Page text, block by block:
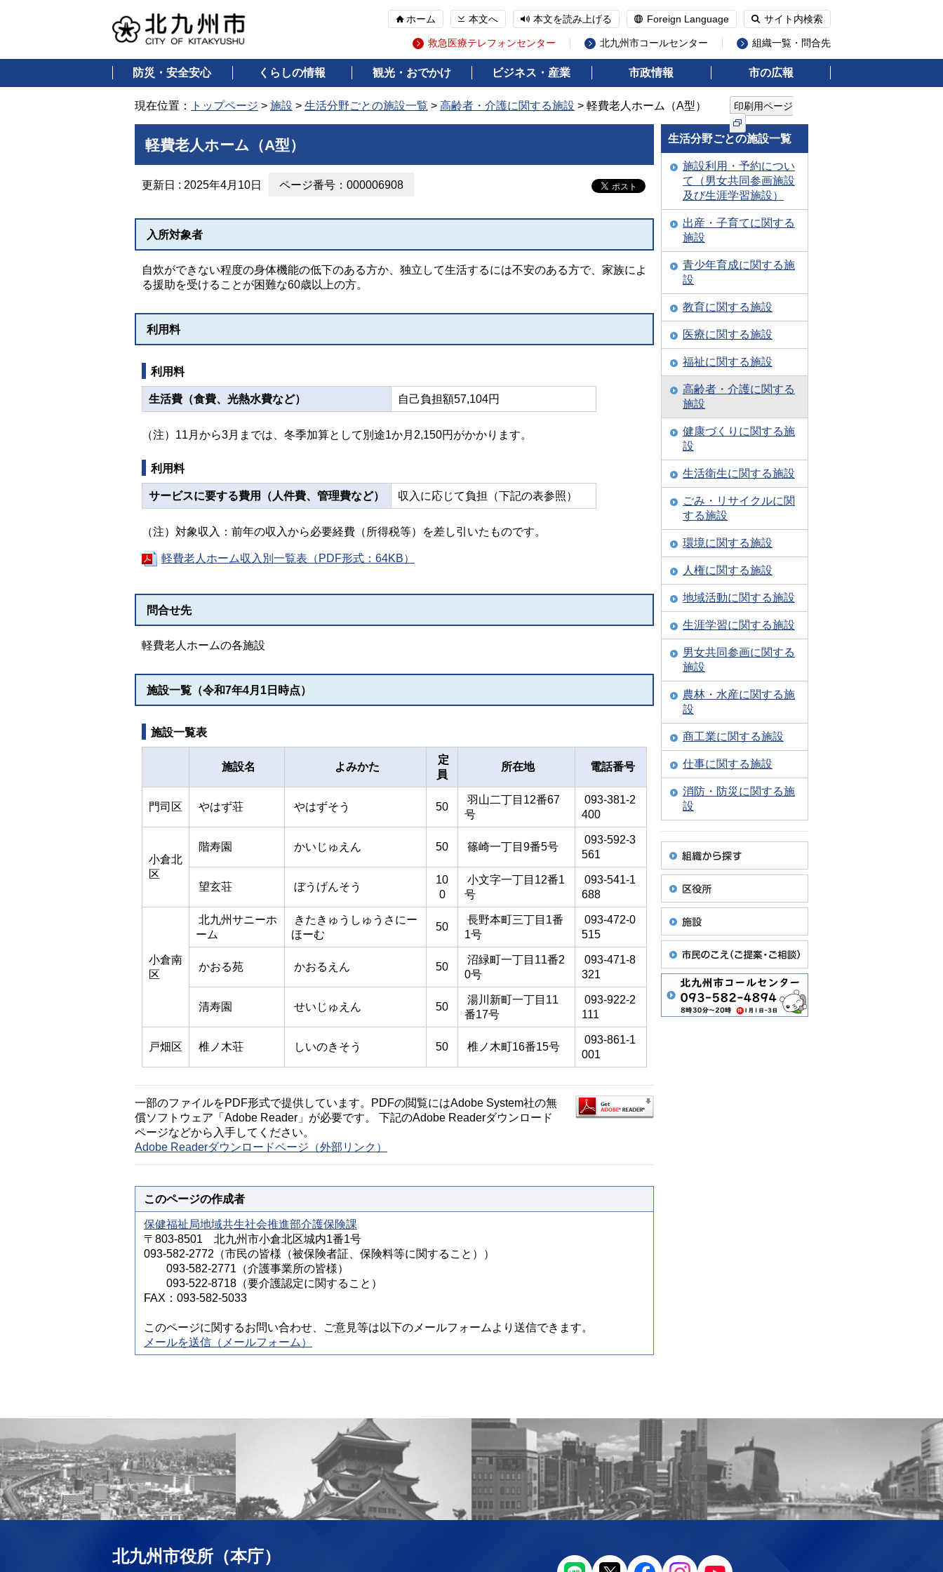
ホーム 本文へ 本文を読み上げる Foreign Language サイト内検索
救急医療テレフォンセンター 北九州市コールセンター 組織一覧・問合先
防災・安全安心 くらしの情報 観光・おでかけ ビジネス・産業 市政情報 市の広報
現在位置： トップページ > 施設 > 生活分野ごとの施設一覧 > 高齢者・介護に関する施設 > 軽費老人ホーム（A型） 印刷用ページ
軽費老人ホーム（A型）
更新日 : 2025年4月10日 ページ番号：000006908
入所対象者
自炊ができない程度の身体機能の低下のある方か、独立して生活するには不安のある方で、家族によ
る援助を受けることが困難な60歳以上の方。
利用料
利用料
生活費（食費、光熱水費など） 自己負担額57,104円
（注）11月から3月までは、冬季加算として別途1か月2,150円がかかります。
利用料
サービスに要する費用（人件費、管理費など） 収入に応じて負担（下記の表参照）
（注）対象収入：前年の収入から必要経費（所得税等）を差し引いたものです。
軽費老人ホーム収入別一覧表（PDF形式：64KB）
問合せ先
軽費老人ホームの各施設
施設一覧（令和7年4月1日時点）
施設一覧表
施設名 よみかた
定
員
所在地 電話番号
門司区 やはず荘 やはずそう 50
羽山二丁目12番67
号
093-381-2
400
小倉北
区
階寿園 かいじゅえん 50 篠崎一丁目9番5号
093-592-3
561
望玄荘 ぼうげんそう
10
0
小文字一丁目12番1
号
093-541-1
688
小倉南
区
北九州サニーホ
ーム
きたきゅうしゅうさにー
ほーむ
50
長野本町三丁目1番
1号
093-472-0
515
かおる苑 かおるえん 50
沼緑町一丁目11番2
0号
093-471-8
321
清寿園 せいじゅえん 50
湯川新町一丁目11
番17号
093-922-2
111
戸畑区 椎ノ木荘 しいのきそう 50 椎ノ木町16番15号
093-861-1
001
一部のファイルをPDF形式で提供しています。PDFの閲覧にはAdobe System社の無
償ソフトウェア「Adobe Reader」が必要です。 下記のAdobe Readerダウンロード
ページなどから入手してください。
Adobe Readerダウンロードページ（外部リンク）
このページの作成者
保健福祉局地域共生社会推進部介護保険課
〒803-8501 北九州市小倉北区城内1番1号
093-582-2772（市民の皆様（被保険者証、保険料等に関すること））
093-582-2771（介護事業所の皆様）
093-522-8718（要介護認定に関すること）
FAX：093-582-5033
このページに関するお問い合わせ、ご意見等は以下のメールフォームより送信できます。
メールを送信（メールフォーム）
生活分野ごとの施設一覧
施設利用・予約につい
て（男女共同参画施設
及び生涯学習施設）
出産・子育てに関する
施設
青少年育成に関する施
設
教育に関する施設
医療に関する施設
福祉に関する施設
高齢者・介護に関する
施設
健康づくりに関する施
設
生活衛生に関する施設
ごみ・リサイクルに関
する施設
環境に関する施設
人権に関する施設
地域活動に関する施設
生涯学習に関する施設
男女共同参画に関する
施設
農林・水産に関する施
設
商工業に関する施設
仕事に関する施設
消防・防災に関する施
設
北九州市役所（本庁）